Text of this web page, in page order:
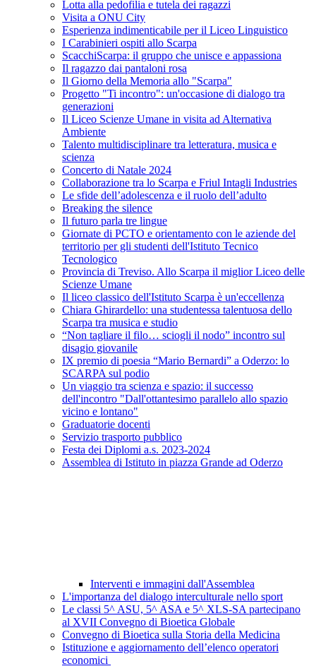
Lotta alla pedofilia e tutela dei ragazzi
Visita a ONU City
Esperienza indimenticabile per il Liceo Linguistico
I Carabinieri ospiti allo Scarpa
ScacchiScarpa: il gruppo che unisce e appassiona
Il ragazzo dai pantaloni rosa
Il Giorno della Memoria allo "Scarpa"
Progetto "Ti incontro": un'occasione di dialogo tra
generazioni
Il Liceo Scienze Umane in visita ad Alternativa
Ambiente
Talento multidisciplinare tra letteratura, musica e
scienza
Concerto di Natale 2024
Collaborazione tra lo Scarpa e Friul Intagli Industries
Le sfide dell’adolescenza e il ruolo dell’adulto
Breaking the silence
Il futuro parla tre lingue
Giornate di PCTO e orientamento con le aziende del
territorio per gli studenti dell'Istituto Tecnico
Tecnologico
Provincia di Treviso. Allo Scarpa il miglior Liceo delle
Scienze Umane
Il liceo classico dell'Istituto Scarpa è un'eccellenza
Chiara Ghirardello: una studentessa talentuosa dello
Scarpa tra musica e studio
“Non tagliare il filo… sciogli il nodo” incontro sul
disagio giovanile
IX premio di poesia “Mario Bernardi” a Oderzo: lo
SCARPA sul podio
Un viaggio tra scienza e spazio: il successo
dell'incontro "Dall'ottantesimo parallelo allo spazio
vicino e lontano"
Graduatorie docenti
Servizio trasporto pubblico
Festa dei Diplomi a.s. 2023-2024
Assemblea di Istituto in piazza Grande ad Oderzo
Interventi e immagini dall'Assemblea
L'importanza del dialogo interculturale nello sport
Le classi 5^ ASU, 5^ ASA e 5^ XLS-SA partecipano
al XVII Convegno di Bioetica Globale
Convegno di Bioetica sulla Storia della Medicina
Istituzione e aggiornamento dell’elenco operatori
economici